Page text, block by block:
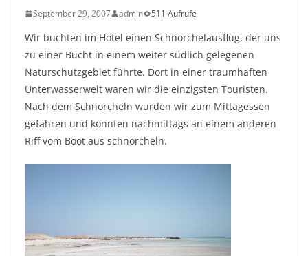
September 29, 2007 admin 511 Aufrufe
Wir buchten im Hotel einen Schnorchelausflug, der uns
zu einer Bucht in einem weiter südlich gelegenen
Naturschutzgebiet führte. Dort in einer traumhaften
Unterwasserwelt waren wir die einzigsten Touristen.
Nach dem Schnorcheln wurden wir zum Mittagessen
gefahren und konnten nachmittags an einem anderen
Riff vom Boot aus schnorcheln.